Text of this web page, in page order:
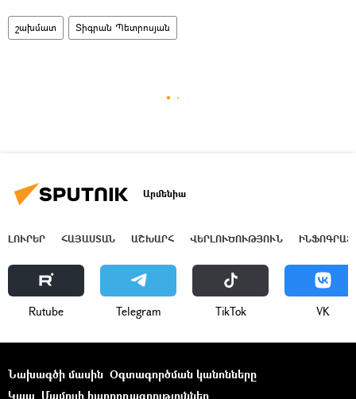
շախմատ Տիգրան Պետրոսյան
Արմենիա
ԼՈՒՐԵՐ ՀԱՅԱՍՏԱՆ ԱՇԽԱՐՀ ՎԵՐԼՈՒԾՈՒԹՅՈՒՆ
Rutube Telegram ТikТоk VK
Նախագծի մասին Օգտագործման կանոնները
Կապ Մամուլի հաղորդագրություններ